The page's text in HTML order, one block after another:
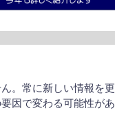
。常に新しい情報を更
因で変わる可能性があ